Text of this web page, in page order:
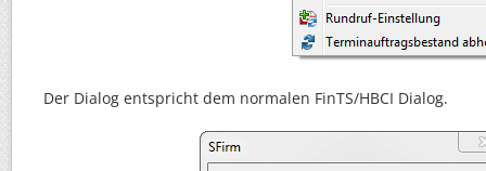
Der Dialog entspricht dem normalen FinTS/HBCI Dialog.